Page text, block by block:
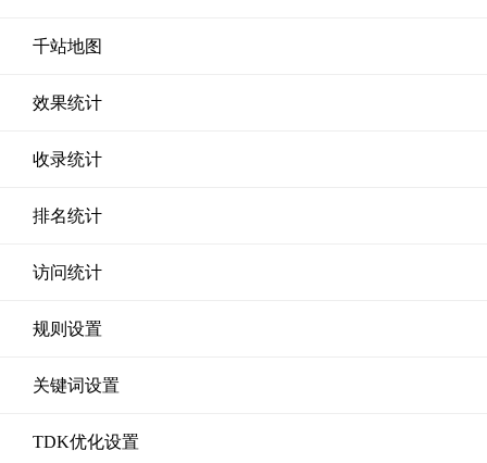
千站地图
效果统计
收录统计
排名统计
访问统计
规则设置
关键词设置
TDK优化设置